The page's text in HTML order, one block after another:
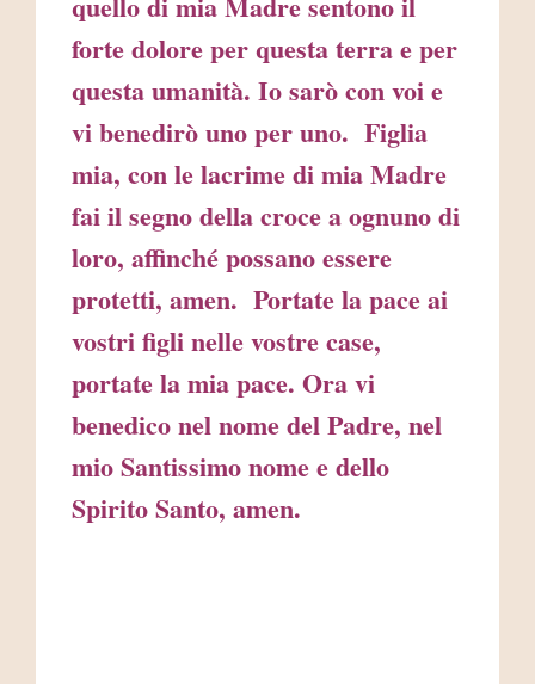
forte dolore per questa terra e per
questa umanità. Io sarò con voi e
vi benedirò uno per uno. Figlia
mia, con le lacrime di mia Madre
fai il segno della croce a ognuno di
loro, affinché possano essere
protetti, amen. Portate la pace ai
vostri figli nelle vostre case,
portate la mia pace. Ora vi
benedico nel nome del Padre, nel
mio Santissimo nome e dello
Spirito Santo, amen.